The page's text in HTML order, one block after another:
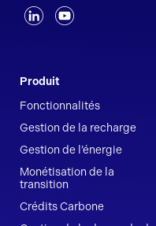
Produit
Fonctionnalités
Gestion de la recharge
Gestion de l’énergie
Monétisation de la
transition
Crédits Carbone